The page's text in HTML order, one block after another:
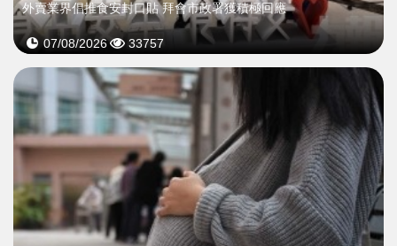
外賣業界倡推食安封口貼 拜會市政署獲積極回應
07/08/2026 33757